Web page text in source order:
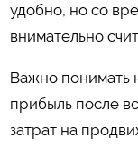
удобно, но со
внимательно
Важно понимать
прибыль после
затрат на